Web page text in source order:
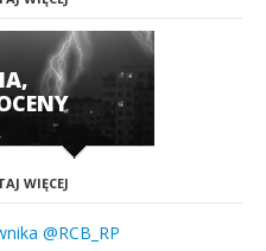
WIĘCEJ
@RCB_RP